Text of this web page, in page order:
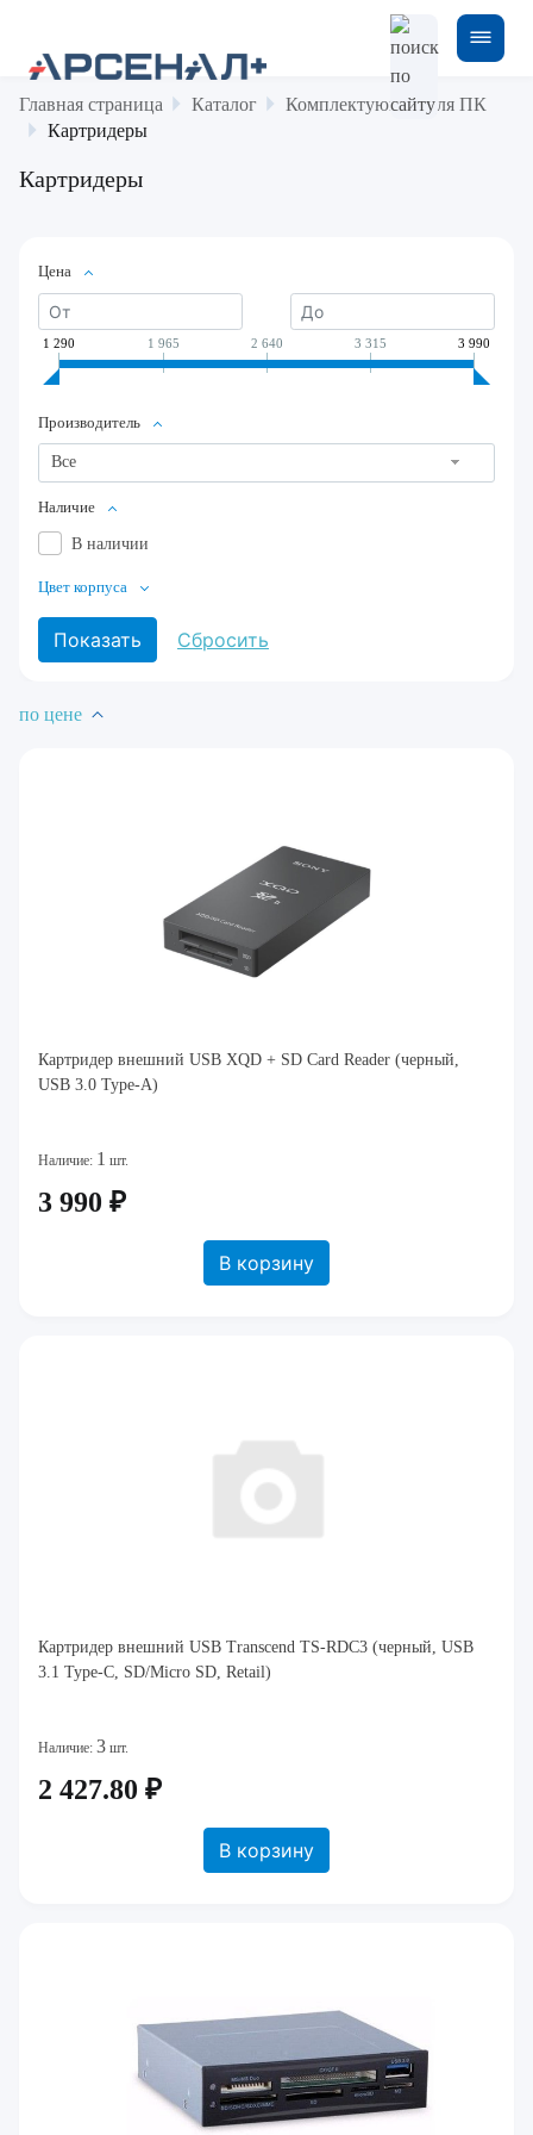
Главная страница Каталог
Комплектующие для ПК
Картридеры
Картридеры
Цена
1 290 1 965 2 640 3 315 3 990
Производитель
Все
Наличие
В наличии
Цвет корпуса
по цене
Картридер внешний USB XQD + SD Card Reader (черный,
USB 3.0 Type-A)
Наличие: 1 шт.
3 990 ₽
В корзину
Картридер внешний USB Transcend TS-RDC3 (черный, USB
3.1 Type-C, SD/Micro SD, Retail)
Наличие: 3 шт.
2 427.80 ₽
В корзину